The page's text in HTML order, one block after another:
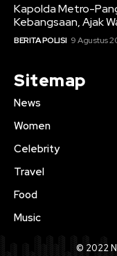
Kapolda Metro-
Kebangsaan, Ajak
BERITA POLISI 9 Agustus
Sitemap
News
Women
Celebrity
Travel
Food
Music
© 2022